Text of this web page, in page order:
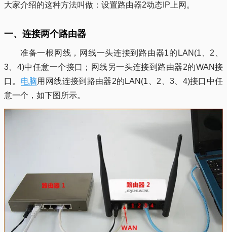
大家介绍的这种方法叫做：设置路由器2动态IP上网。
一、连接两个路由器
准备一根网线，网线一头连接到路由器1的LAN(1、2、
3、4)中任意一个接口；网线另一头连接到路由器2的WAN接
口。 电脑用网线连接到路由器2的LAN(1、2、3、4)接口中任
意一个，如下图所示。